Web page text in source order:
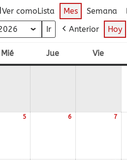
Ver como Lista Mes Semana
Anterior Hoy
Mié miércolesJue Vie
5 6 7